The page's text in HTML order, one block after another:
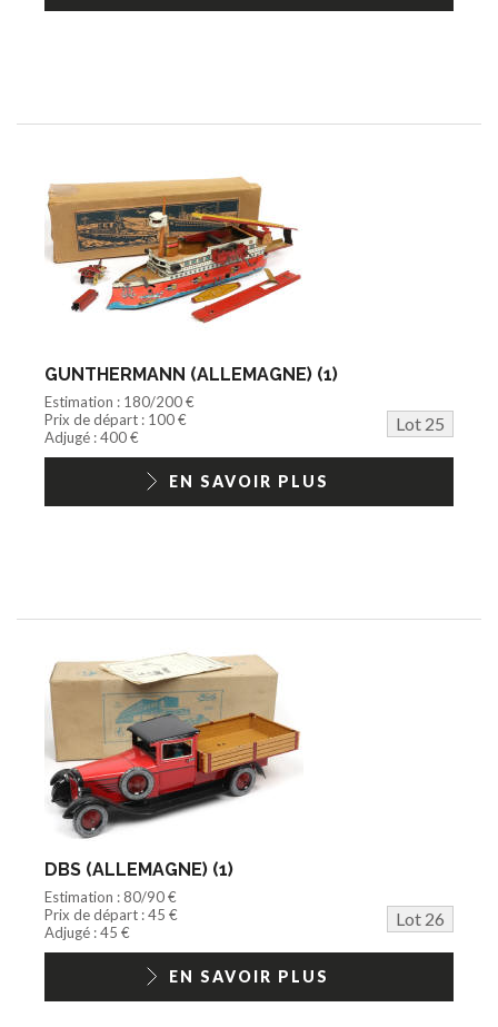
GUNTHERMANN (ALLEMAGNE) (1)
Estimation : 180/200 €
Prix de départ : 100 €
Lot 25
Adjugé : 400 €
EN SAVOIR PLUS
DBS (ALLEMAGNE) (1)
Estimation : 80/90 €
Prix de départ : 45 €
Lot 26
Adjugé : 45 €
EN SAVOIR PLUS